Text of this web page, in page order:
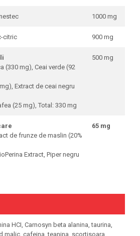
1000 mg
citric 900 mg
(330 mg), Ceai verde (92
Extract de ceai negru
(25 mg), Total: 330 mg
500 mg
de frunze de maslin (20%
Extract, Piper negru
65 mg
HCI, Carnosyn beta alanina, taurina,
malic, cafeina, teanina, scortisoara,